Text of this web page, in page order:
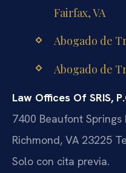
Fairfax, VA
Abogado de
Abogado de
Law Offices Of SRIS,
7400 Beaufont
Richmond, VA 23225
Solo con cita previa.